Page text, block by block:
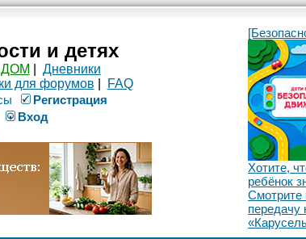
и детях
ДОМ
Дневники
для форумов
FAQ
Рeгиcтpaция
Вход
Хотите,
ребёнок
Смотрите
передачу